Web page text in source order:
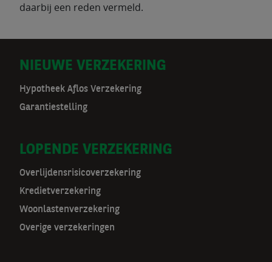
daarbij een reden vermeld.
D
o
r
m
a
t
NIEUWE VERZEKERING
Hypotheek Aflos Verzekering
Garantiestelling
LOPENDE VERZEKERING
Overlijdensrisicoverzekering
Kredietverzekering
Woonlastenverzekering
Overige verzekeringen